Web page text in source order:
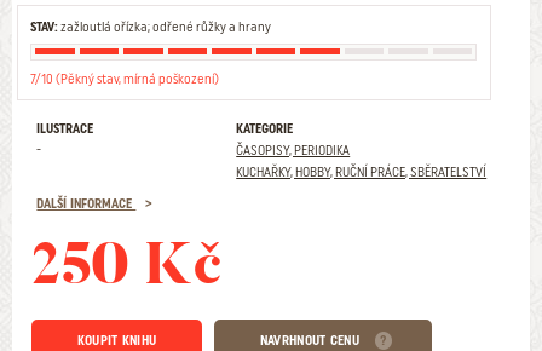
STAV:zažloutlá ořízka; odřené růžky a hrany
7/10 (Pěkný stav, mírná poškození)
ILUSTRACE
-
KATEGORIE
ČASOPISY, PERIODIKA
KUCHAŘKY, HOBBY, RUČNÍ PRÁCE, SBĚRATELSTVÍ
DALŠÍ INFORMACE
250 Kč
KOUPIT KNIHU NAVRHNOUT CENU